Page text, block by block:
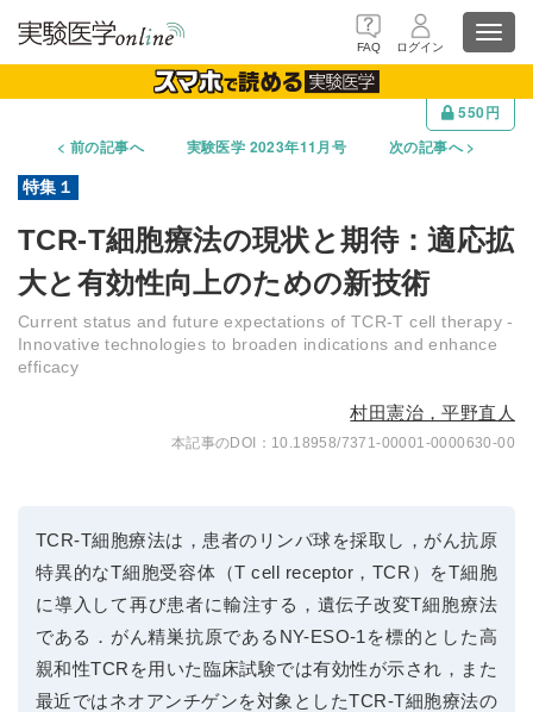
FAQ ログイン
550円
前の記事へ
実験医学 2023年11月号 次の記事へ
TCR-T細胞療法の現状と期待：適応拡
大と有効性向上のための新技術
Current status and future expectations of TCR-T cell therapy -
Innovative technologies to broaden indications and enhance
efficacy
村田憲治，平野直人
10.18958/7371-00001-0000630-00
TCR-T細胞療法は，患者のリンパ球を採取し，がん抗原
特異的なT細胞受容体（T cell receptor，TCR）をT細胞
に導入して再び患者に輸注する，遺伝子改変T細胞療法
である．がん精巣抗原であるNY-ESO-1を標的とした高
親和性TCRを用いた臨床試験では有効性が示され，また
最近ではネオアンチゲンを対象としたTCR-T細胞療法の